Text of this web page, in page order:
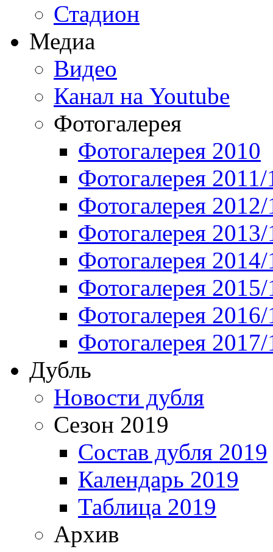
Стадион
Медиа
Видео
Канал на Youtube
Фотогалерея
Фотогалерея 2010
Фотогалерея 2011/
Фотогалерея
Фотогалерея
Фотогалерея
Фотогалерея
Фотогалерея
Фотогалерея
Дубль
Новости дубля
Сезон 2019
Состав дубля 2019
Календарь 2019
Таблица 2019
Архив